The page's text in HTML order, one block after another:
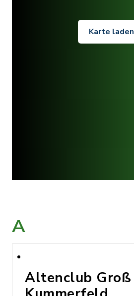
Karte laden
A
Altenclub Groß